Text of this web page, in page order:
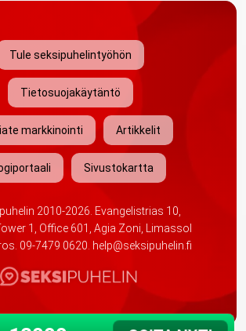
Tule seksipuhelintyöhön
Tietosuojakäytäntö
markkinointi Artikkelit
Sivustokartta
2010-2026. Evangelistrias 10,
1, Office 601, Agia Zoni, Limassol
09-7479 0620. help@seksipuhelin.fi